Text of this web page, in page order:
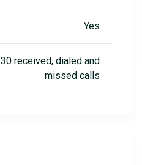
Yes
30 received, dialed and
missed calls